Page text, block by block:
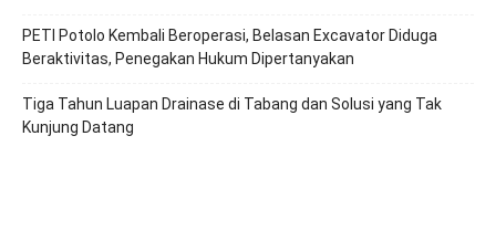
PETI Potolo Kembali Beroperasi, Belasan Excavator Diduga
Beraktivitas, Penegakan Hukum Dipertanyakan
Tiga Tahun Luapan Drainase di Tabang dan Solusi yang Tak
Kunjung Datang